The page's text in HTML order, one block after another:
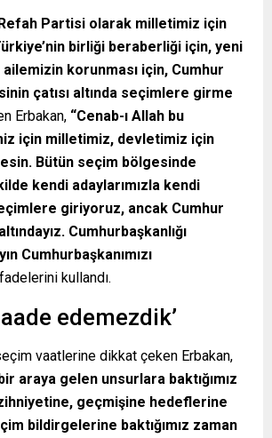
Partisi olarak milletimiz için
birliği beraberliği için, yeni
korunması için, Cumhur
çatısı altında seçimlere girme
Erbakan, “Cenab-ı Allah bu
için milletimiz, devletimiz için
Bütün seçim bölgesinde
kendi adaylarımızla kendi
giriyoruz, ancak Cumhur
Cumhurbaşkanlığı
Cumhurbaşkanımızı
kullandı.
edemezdik’
vaatlerine dikkat çeken Erbakan,
araya gelen unsurlara baktığımız
geçmişine hedeflerine
bildirgelerine baktığımız zaman